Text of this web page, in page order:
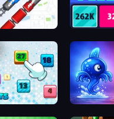
Merge to
Elemental